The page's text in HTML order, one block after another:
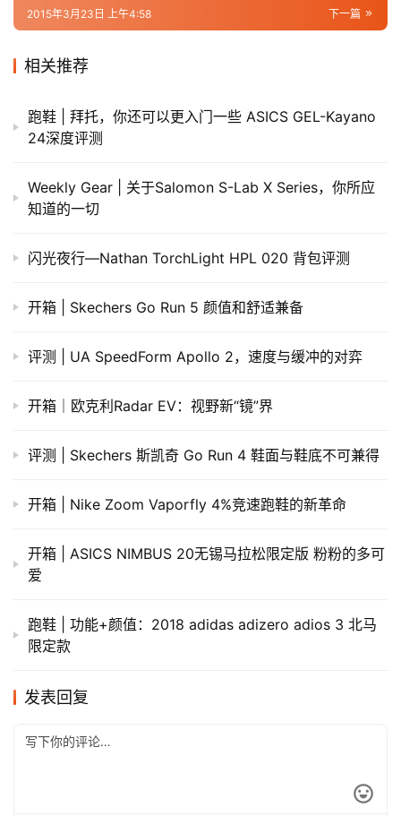
下一篇
2015年3月23日 上午4:58
相关推荐
跑鞋 | 拜托，你还可以更入门一些 ASICS GEL-Kayano
24深度评测
​Weekly Gear | 关于Salomon S-Lab X Series，你所应
知道的一切
闪光夜行—Nathan TorchLight HPL 020 背包评测
开箱 | Skechers Go Run 5 颜值和舒适兼备
评测 | UA SpeedForm Apollo 2，速度与缓冲的对弈
开箱｜欧克利Radar EV：视野新“镜”界
评测 | Skechers 斯凯奇 Go Run 4 鞋面与鞋底不可兼得
开箱 | Nike Zoom Vaporfly 4%竞速跑鞋的新革命
开箱 | ASICS NIMBUS 20无锡马拉松限定版 粉粉的多可
爱
跑鞋 | 功能+颜值：2018 adidas adizero adios 3 北马
限定款
发表回复